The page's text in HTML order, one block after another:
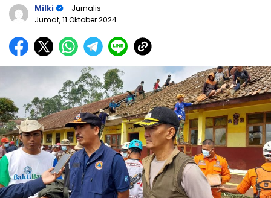
Milki
- Jurnalis
Jumat, 11 Oktober 2024